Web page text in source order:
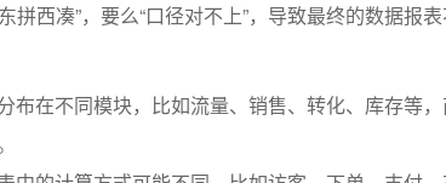
拼西凑”，要么“口径对不上”，导致最终的数据报
布在不同模块，比如流量、销售、转化、库存等